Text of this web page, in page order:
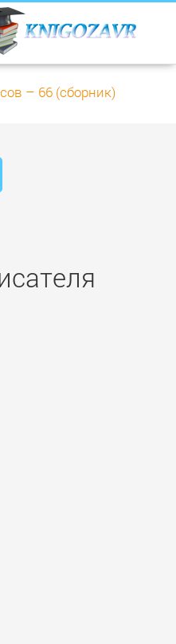
– 66 (сборник)